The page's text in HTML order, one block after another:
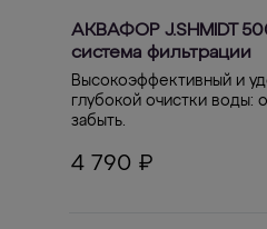
АКВАФОР J.SHMIDT
система фильтрации
Высокоэффективный и
глубокой очистки воды:
забыть.
4 790 ₽